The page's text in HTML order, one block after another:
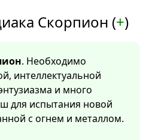
Скорпион (+)
. Необходимо
интеллектуальной
и много
для испытания новой
с огнем и металлом.